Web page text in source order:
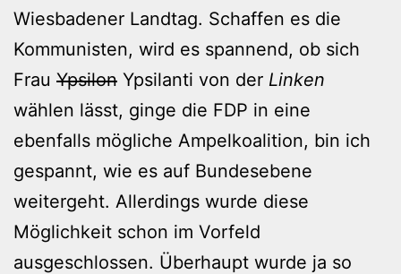
Wiesbadener Landtag. Schaffen es die
Kommunisten, wird es spannend, ob sich
Frau Ypsilon Ypsilanti von der Linken
wählen lässt, ginge die FDP in eine
ebenfalls mögliche Ampelkoalition, bin ich
gespannt, wie es auf Bundesebene
weitergeht. Allerdings wurde diese
Möglichkeit schon im Vorfeld
ausgeschlossen. Überhaupt wurde ja so